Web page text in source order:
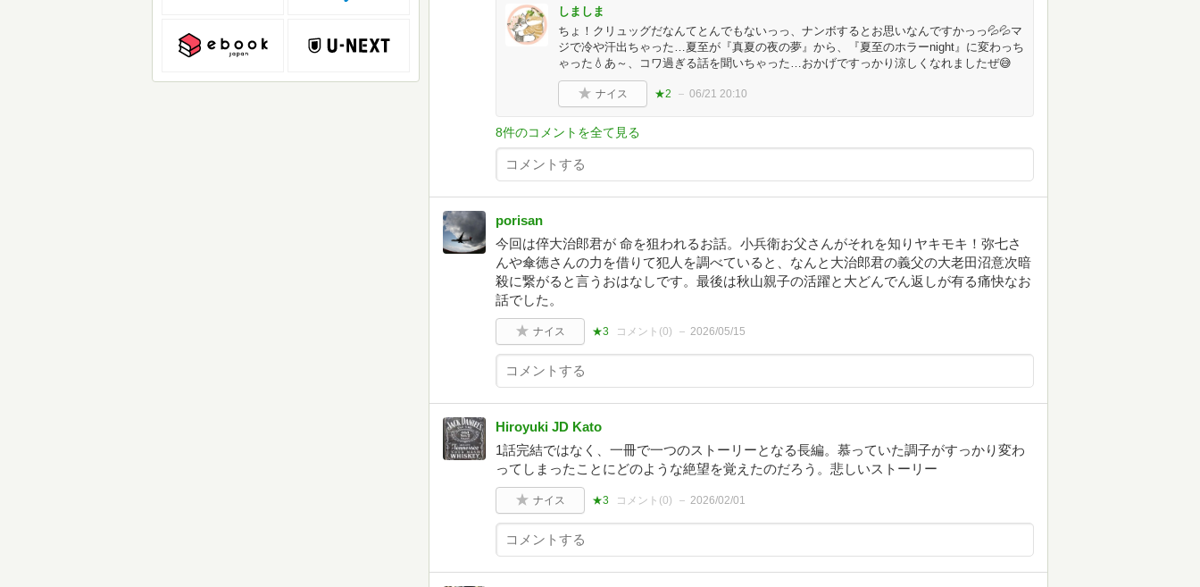
しましま
ちょ！クリュッグだなんてとんでもないっっ、ナンボするとお思いなんですかっっ💦💦マ
ジで冷や汗出ちゃった…夏至が『真夏の夜の夢』から、『夏至のホラーnight』に変わっち
ゃった💧あ～、コワ過ぎる話を聞いちゃった…おかげですっかり涼しくなれましたぜ😅
ナイス ★2 06/21 20:10
8件のコメントを全て見る
porisan
今回は倅大治郎君が 命を狙われるお話。小兵衛お父さんがそれを知りヤキモキ！弥七さ
んや傘徳さんの力を借りて犯人を調べていると、なんと大治郎君の義父の大老田沼意次暗
殺に繋がると言うおはなしです。最後は秋山親子の活躍と大どんでん返しが有る痛快なお
話でした。
ナイス ★3 コメント(0) 2026/05/15
Hiroyuki JD Kato
1話完結ではなく、一冊で一つのストーリーとなる長編。慕っていた調子がすっかり変わ
ってしまったことにどのような絶望を覚えたのだろう。悲しいストーリー
ナイス ★3 コメント(0) 2026/02/01